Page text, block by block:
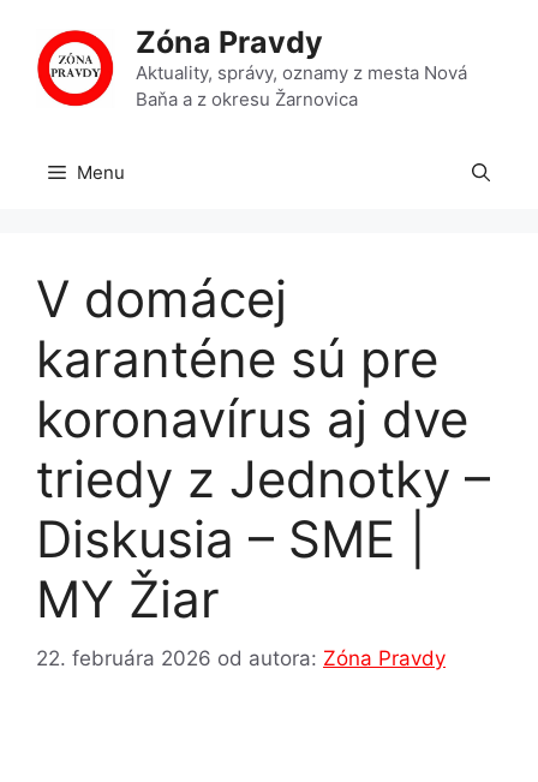
obsah
Zóna Pravdy
Aktuality, správy, oznamy z mesta Nová
Baňa a z okresu Žarnovica
Menu
V domácej
karanténe sú pre
koronavírus aj dve
triedy z Jednotky –
Diskusia – SME |
MY Žiar
22. februára 2026 od autora: Zóna Pravdy